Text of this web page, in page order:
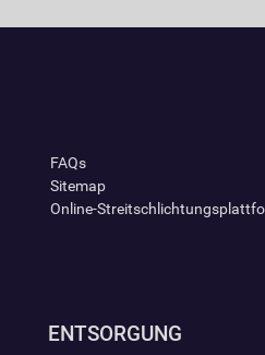
FAQs
Sitemap
Online-
ENTSORGUNG